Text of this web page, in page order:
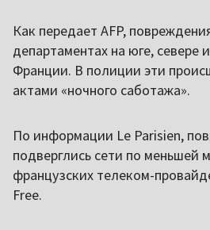
Как передает AFP,
департаментах на юге, севере
Франции. В полиции эти
актами «ночного саботажа».
По информации Le Parisien,
подверглись сети по меньшей
французских телеком-
Free.